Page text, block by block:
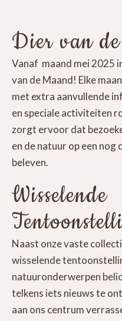
Dier van
Vanaf maand mei 2025
van de Maand! Elke
met extra aanvullende
en speciale activiteiten
zorgt ervoor dat
en de natuur op een nog
beleven.
Wisselende
Naast onze vaste
wisselende
natuuronderwerpen
telkens iets nieuws te
aan ons centrum